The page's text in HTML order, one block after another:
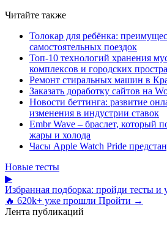
Читайте также
Толокар для ребёнка:
самостоятельных поездок
Топ-10 технологий хранения
комплексов и городских
Ремонт стиральных машин в
Заказать доработку сайтов на
Новости беттинга: развитие
изменения в индустрии ставок
Embr Wave – браслет, который
жары и холода
Часы Apple Watch Pride
Новые тесты
▶
Избранная подборка: пройди тесты и
🔥 620k+ уже прошли Пройти →
Лента публикаций